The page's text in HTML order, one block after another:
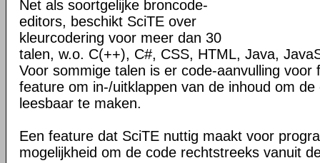
Net als soortgelijke broncode-
editors, beschikt SciTE over
kleurcodering voor meer dan 30
talen, w.o. C(++), C#, CSS, HTML, Java,
Voor sommige talen is er code-aanvulling voor
feature om in-/uitklappen van de inhoud om de
leesbaar te maken.
Een feature dat SciTE nuttig maakt voor
mogelijkheid om de code rechtstreeks vanuit